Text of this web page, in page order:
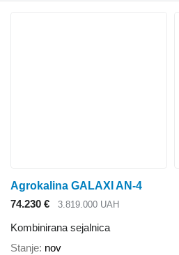
Agrokalina GALAXI AN-4
74.230 €
3.819.000 UAH
Kombinirana sejalnica
Stanje nov